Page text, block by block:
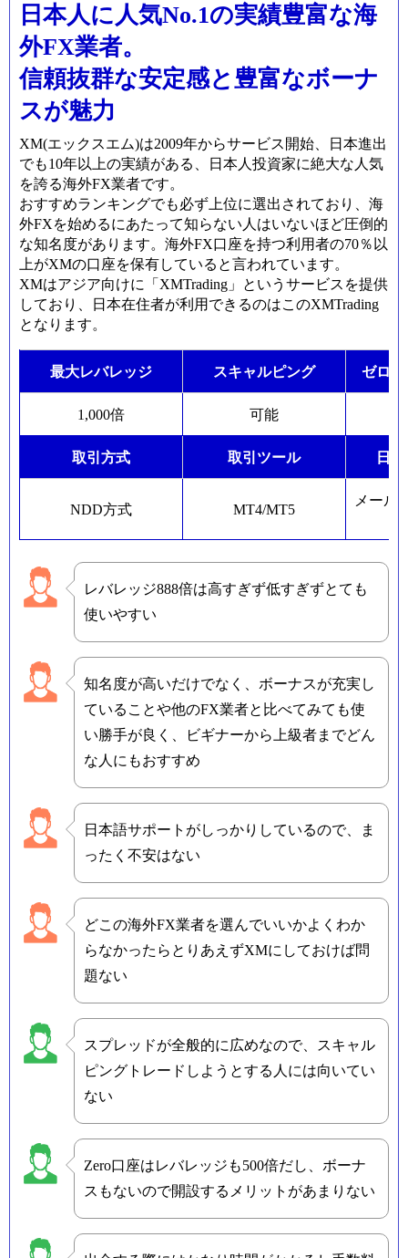
日本人に人気No.1の実績豊富な海
外FX業者。
信頼抜群な安定感と豊富なボーナ
スが魅力
XM(エックスエム)は2009年からサービス開始、日本進出
でも10年以上の実績がある、日本人投資家に絶大な人気
を誇る海外FX業者です。
おすすめランキングでも必ず上位に選出されており、海
外FXを始めるにあたって知らない人はいないほど圧倒的
な知名度があります。海外FX口座を持つ利用者の70％以
上がXMの口座を保有していると言われています。
XMはアジア向けに「XMTrading」というサービスを提供
しており、日本在住者が利用できるのはこのXMTrading
となります。
最大レバレッジ スキャルピング ゼロ
1,000倍 可能
取引方式 取引ツール 日
NDD方式 MT4/MT5
メール
レバレッジ888倍は高すぎず低すぎずとても
使いやすい
知名度が高いだけでなく、ボーナスが充実し
ていることや他のFX業者と比べてみても使
い勝手が良く、ビギナーから上級者までどん
な人にもおすすめ
日本語サポートがしっかりしているので、ま
ったく不安はない
どこの海外FX業者を選んでいいかよくわか
らなかったらとりあえずXMにしておけば問
題ない
スプレッドが全般的に広めなので、スキャル
ピングトレードしようとする人には向いてい
ない
Zero口座はレバレッジも500倍だし、ボーナ
スもないので開設するメリットがあまりない